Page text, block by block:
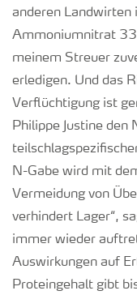
anderen Landwirten
Ammoniumnitrat
meinem Streuer
erledigen. Und das
Verflüchtigung ist
Philippe Justine den
N-Gabe wird mit
Vermeidung von
verhindert Lager“,
immer wieder
Auswirkungen auf
Proteingehalt gibt